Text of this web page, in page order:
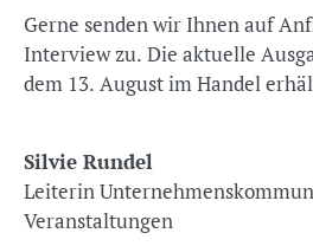
Gerne senden wir Ihnen auf
Interview zu. Die aktuelle
dem 13. August im Handel
Silvie Rundel
Leiterin Unternehmenskommunikation und
Veranstaltungen